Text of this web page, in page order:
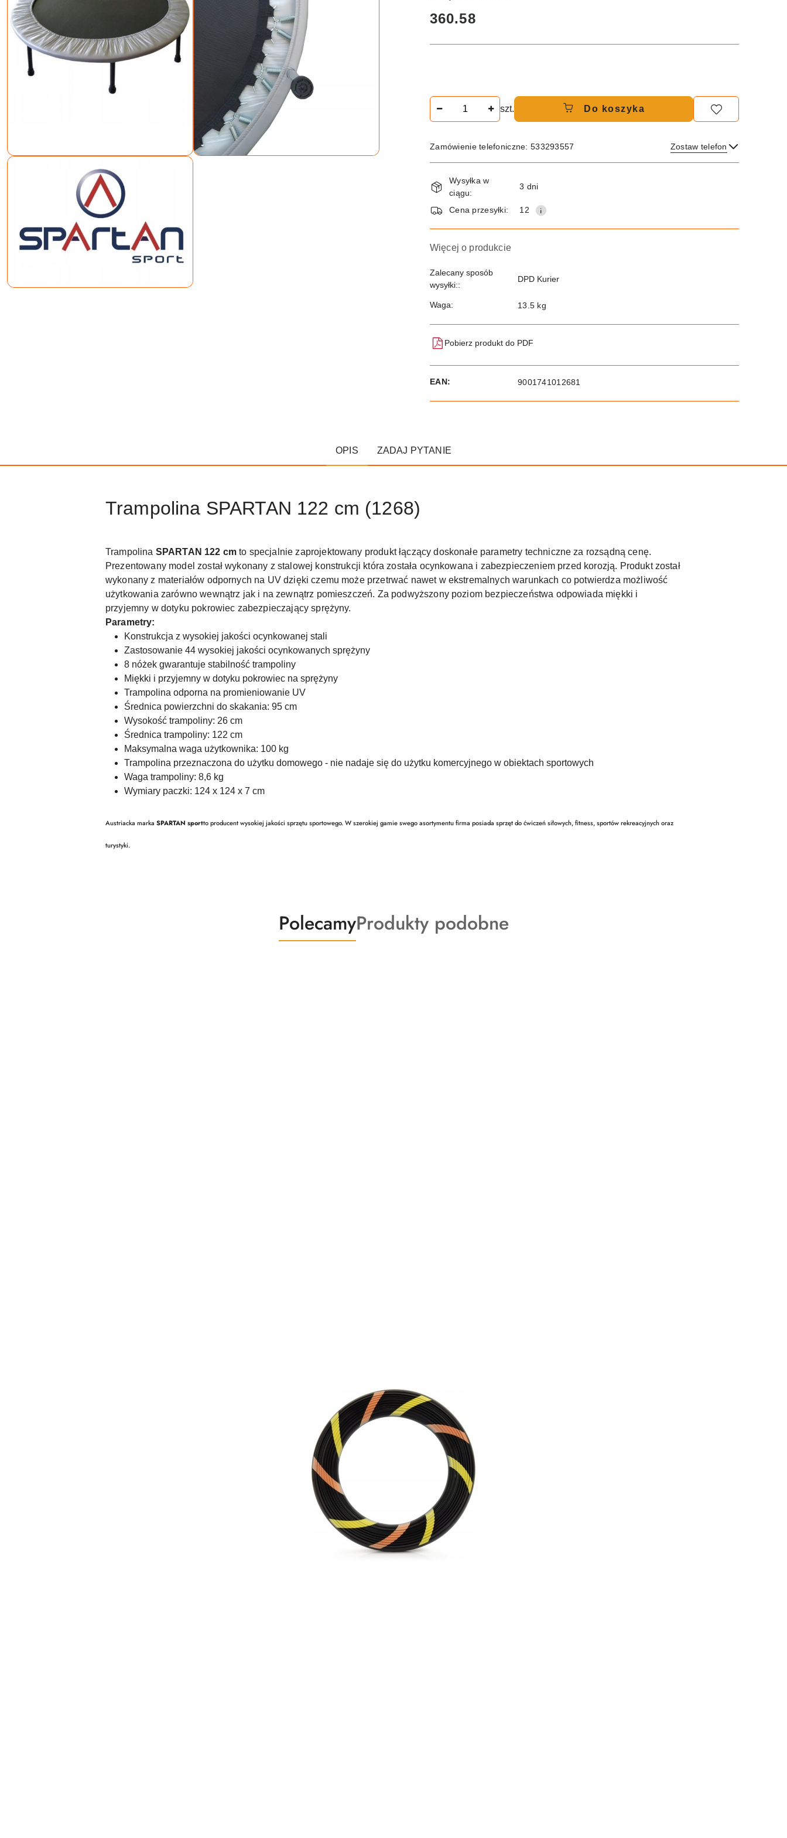
cena:
360.58
szt. Do koszyka
Zamówienie telefoniczne: 533293557 Zostaw telefon
Wyślij
Dostępność
i
dostawa
Wysyłka w
ciągu:
3 dni
Cena przesyłki: 12
Więcej o produkcie
Zalecany sposób
wysyłki::
DPD Kurier
Waga: 13.5 kg
Pobierz produkt do PDF
EAN: 9001741012681
OPIS ZADAJ PYTANIE
Trampolina SPARTAN 122 cm (1268)
Trampolina SPARTAN 122 cm to specjalnie zaprojektowany produkt łączący doskonałe parametry techniczne za rozsądną cenę.
Prezentowany model został wykonany z stalowej konstrukcji która została ocynkowana i zabezpieczeniem przed korozją. Produkt został
wykonany z materiałów odpornych na UV dzięki czemu może przetrwać nawet w ekstremalnych warunkach co potwierdza możliwość
użytkowania zarówno wewnątrz jak i na zewnątrz pomieszczeń. Za podwyższony poziom bezpieczeństwa odpowiada miękki i
przyjemny w dotyku pokrowiec zabezpieczający sprężyny.
Parametry:
Konstrukcja z wysokiej jakości ocynkowanej stali
Zastosowanie 44 wysokiej jakości ocynkowanych sprężyny
8 nóżek gwarantuje stabilność trampoliny
Miękki i przyjemny w dotyku pokrowiec na sprężyny
Trampolina odporna na promieniowanie UV
Średnica powierzchni do skakania: 95 cm
Wysokość trampoliny: 26 cm
Średnica trampoliny: 122 cm
Maksymalna waga użytkownika: 100 kg
Trampolina przeznaczona do użytku domowego - nie nadaje się do użytku komercyjnego w obiektach sportowych
Waga trampoliny: 8,6 kg
Wymiary paczki: 124 x 124 x 7 cm
Austriacka marka SPARTAN sportto producent wysokiej jakości sprzętu sportowego. W szerokiej gamie swego asortymentu firma posiada sprzęt do ćwiczeń siłowych, fitness, sportów rekreacyjnych oraz
turystyki.
Produkty
o
PolecamyProdukty
o
Produkty podobne